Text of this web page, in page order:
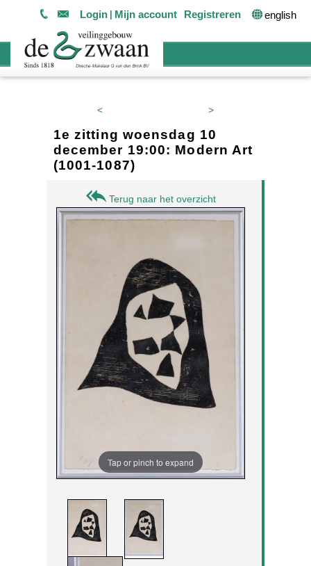
Login Mijn account Registreren english
< >
1e zitting woensdag 10
december 19:00: Modern Art
(1001-1087)
Terug naar het overzicht
Tap or pinch to expand